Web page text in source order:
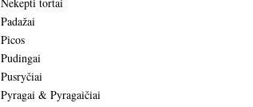
Padažai
Picos
Pudingai
Pusryčiai
Pyragai & Pyragaičiai